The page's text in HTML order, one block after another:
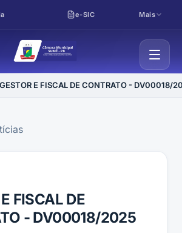
e-SIC Mais
GESTOR E FISCAL DE CONTRATO - DV00018/
FISCAL DE
- DV00018/2025